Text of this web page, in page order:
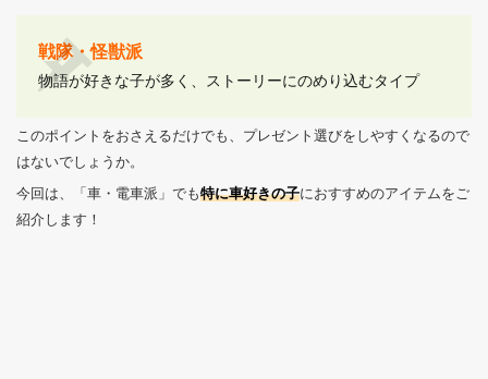
戦隊・怪獣派
物語が好きな子が多く、ストーリーにのめり込むタイプ
このポイントをおさえるだけでも、プレゼント選びをしやすくなるので
はないでしょうか。
今回は、「車・電車派」でも特に車好きの子におすすめのアイテムをご
紹介します！